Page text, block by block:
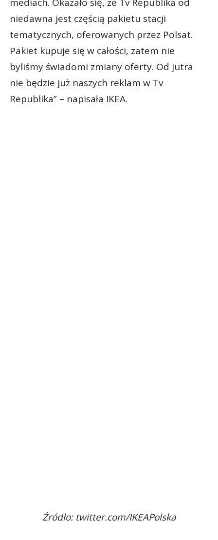
mediach. Okazało się, że Tv Republika od
niedawna jest częścią pakietu stacji
tematycznych, oferowanych przez Polsat.
Pakiet kupuje się w całości, zatem nie
byliśmy świadomi zmiany oferty. Od jutra
nie będzie już naszych reklam w Tv
Republika” – napisała IKEA.
Źródło: twitter.com/IKEAPolska